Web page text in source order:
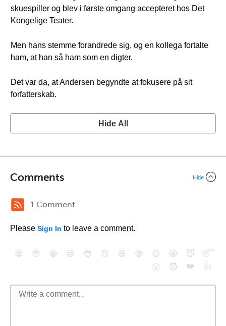
skuespiller og blev i første omgang accepteret hos Det
Kongelige Teater.
Men hans stemme forandrede sig, og en kollega fortalte
ham, at han så ham som en digter.
Det var da, at Andersen begyndte at fokusere på sit
forfatterskab.
Hide All
Comments Hide
1 Comment
Please Sign In to leave a comment.
😄 😳 😁 😒 😎 😠 😆 😅 😉 😭 😇
😴
😮
😈 ❤️ 👍